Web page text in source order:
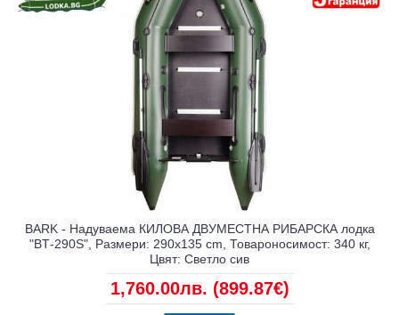
BARK - Надуваема КИЛОВА ДВУМЕСТНА РИБАРСКА лодка
"BТ-290S", Размери: 290x135 cm, Товароносимост: 340 кг,
Цвят: Светло сив
1,760.00лв. (899.87€)